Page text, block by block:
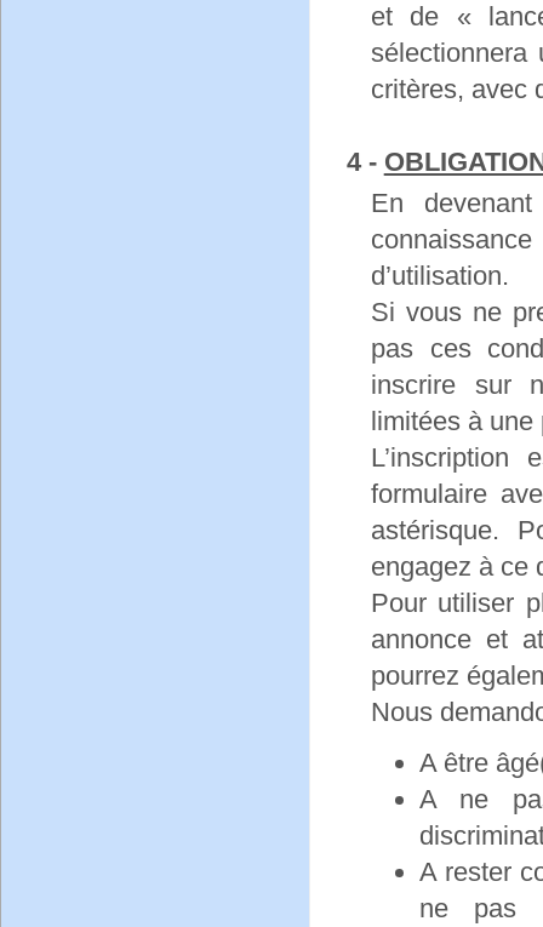
et de «
sélectionnera
critères, avec
4 -
En
d’utilisation.
Si vous ne
pas ces
inscrire sur
limitées à une
formulaire
astérisque.
engagez à ce
Pour utiliser
annonce et
pourrez
Nous
A être
A ne
A rester
ne pas